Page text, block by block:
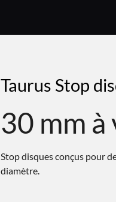
Taurus Stop
30 mm à
Stop disques conçus pour
diamètre.